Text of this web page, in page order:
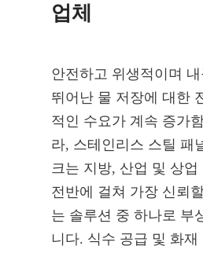
업체
안전하고 위생적이며 내
뛰어난 물 저장에 대한
적인 수요가 계속 증가
라, 스테인리스 스틸 패
크는 지방, 산업 및 상업
전반에 걸쳐 가장 신뢰
는 솔루션 중 하나로 부
니다. 식수 공급 및 화재